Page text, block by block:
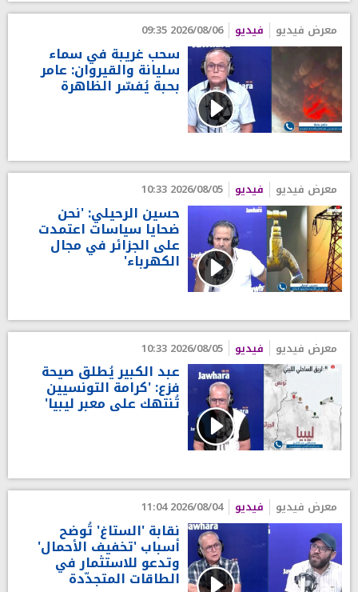
معرض فيديو فيديو 2026/08/06 09:35
سحب غريبة في سماء
سليانة والقيروان: عامر
بحبة يُفسّر الظاهرة
معرض فيديو فيديو 2026/08/05 10:33
حسين الرحيلي: 'نحن
ضحايا سياسات اعتمدت
على الجزائر في مجال
الكهرباء'
معرض فيديو فيديو 2026/08/05 10:33
عبد الكبير يُطلق صيحة
فزع: 'كرامة التونسيين
تُنتهك على معبر ليبيا'
معرض فيديو فيديو 2026/08/04 11:04
نقابة 'الستاغ' تُوضح
أسباب 'تخفيف الأحمال'
وتدعو للاستثمار في
الطاقات المتجدّدة